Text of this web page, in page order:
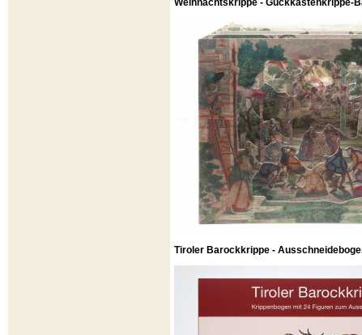
Weihnachtskrippe - Guckkastenkrippe-
Tiroler Barockkrippe -